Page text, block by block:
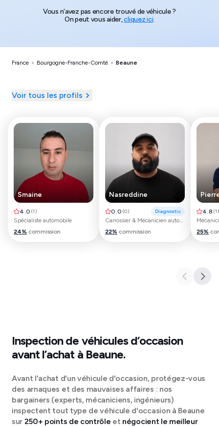
Vous n’avez pas encore trouvé de véhicule ?
On peut vous aider,cliquez ici.
France > Bourgogne-Franche-Comté > Beaune
Voir tous les profils
Smaine
4.0 (1)
Spécialiste automobile
24% commission
Nasreddine
0.0 (0) Diagnostic
Carrossier & Mécanicien automobile
22% commission
4.8 (11
25%
Inspection de véhicules d’occasion
avant l’achat à Beaune.
Avant l'achat d'un véhicule d'occasion, protégez-vous
des arnaques et des mauvaises affaires : nos
bargainers (experts, mécaniciens, ingénieurs)
inspectent tout type de véhicule d'occasion à Beaune
sur 250+ points de contrôle et négocient le meilleur